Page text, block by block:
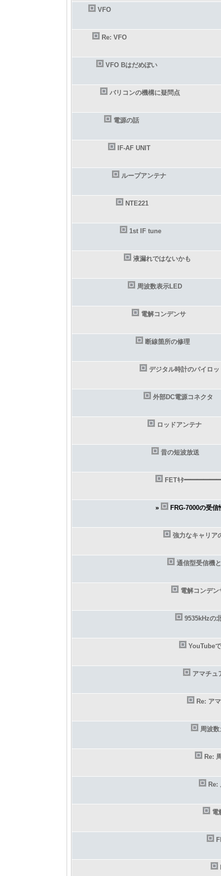
VFO
Re: VFO
VFO Bはだめぽい
バリコンの機構に疑問点
電源の話
IF-AF UNIT
ループアンテナ
NTE221
1st IF tune
液漏れではないかも
周波数表示LED
電解コンデンサ
断線箇所の修理
デジタル時計のパイロ
外部DC電源コネクタ
ロッドアンテナ
昔の短波放送
FETｷﾀ
» FRG-7000の受信
強力なキャリア
通信型受信機
電解コンデン
9535kHzの
YouTube
アマチュ
Re: ア
周波
Re:
Re:
電